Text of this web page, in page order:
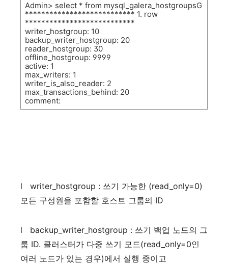
Admin> select * from mysql_galera_hostgroupsG
*************************** 1. row
***************************
writer_hostgroup: 10
backup_writer_hostgroup: 20
reader_hostgroup: 30
offline_hostgroup: 9999
active: 1
max_writers: 1
writer_is_also_reader: 2
max_transactions_behind: 20
comment:
l writer_hostgroup : 쓰기 가능한 (read_only=0)
모든 구성원을 포함할 호스트 그룹의 ID
l backup_writer_hostgroup : 쓰기 백업 노드의 그
룹 ID. 클러스터가 다중 쓰기 모드(read_only=0인
여러 노드가 있는 경우)에서 실행 중이고